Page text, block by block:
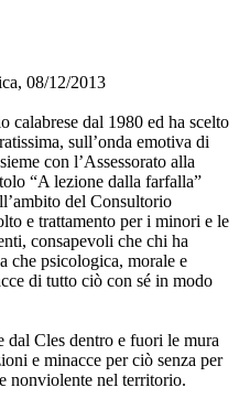
08/12/2013
dal 1980 ed ha scelto
sull’onda emotiva di
con l’Assessorato alla
“A lezione dalla farfalla”
del Consultorio
e trattamento per i minori e le
consapevoli che chi ha
che psicologica, morale e
di tutto ciò con sé in modo
dal Cles dentro e fuori le mura
e minacce per ciò senza per
nonviolente nel territorio.